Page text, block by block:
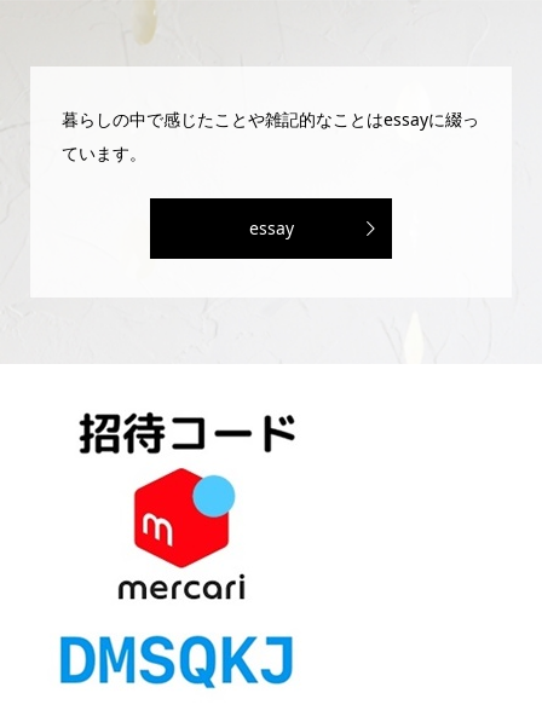
暮らしの中で感じたことや雑記的なことはessayに綴っ
ています。
essay